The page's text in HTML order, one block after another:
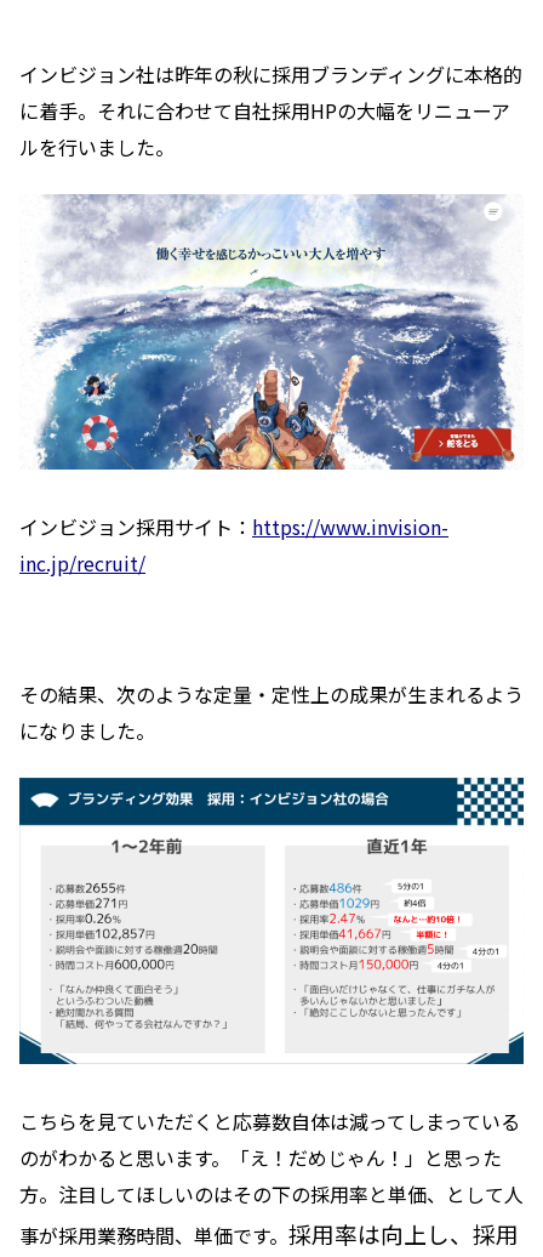
インビジョン社は昨年の秋に採用ブランディングに本格的
に着手。それに合わせて自社採用HPの大幅をリニューア
ルを行いました。
インビジョン採用サイト： https://www.invision-
inc.jp/recruit/
その結果、次のような定量・定性上の成果が生まれるよう
になりました。
こちらを見ていただくと応募数自体は減ってしまっている
のがわかると思います。「え！だめじゃん！」と思った
方。注目してほしいのはその下の採用率と単価、として人
事が採用業務時間、単価です。 採用率は向上し、採用